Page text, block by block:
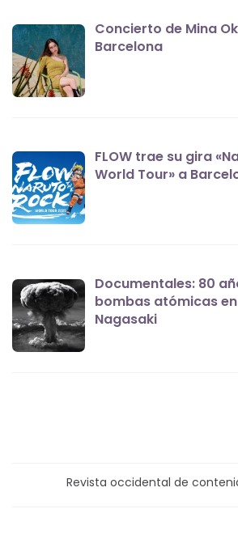
Concierto de Mina
Barcelona
FLOW trae su gira
World Tour» a
Documentales: 80
bombas atómicas
Nagasaki
Revista occidental de